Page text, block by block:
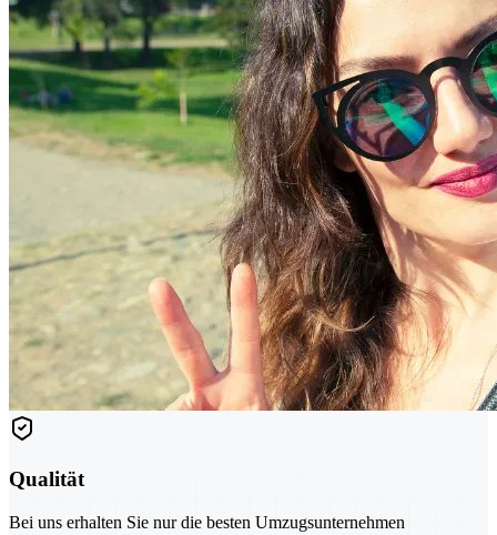
Qualität
Bei uns erhalten Sie nur die besten Umzugsunternehmen